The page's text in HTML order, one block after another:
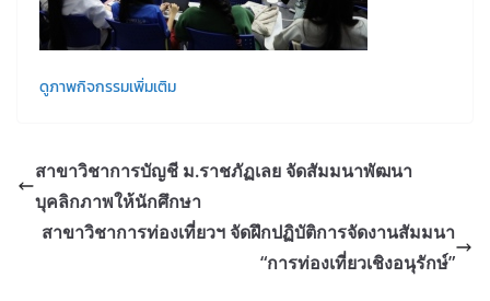
ดูภาพกิจกรรมเพิ่มเติม
สาขาวิชาการบัญชี ม.ราชภัฏเลย จัดสัมมนาพัฒนา
บุคลิกภาพให้นักศึกษา
สาขาวิชาการท่องเที่ยวฯ จัดฝึกปฏิบัติการจัดงานสัมมนา
“การท่องเที่ยวเชิงอนุรักษ์”